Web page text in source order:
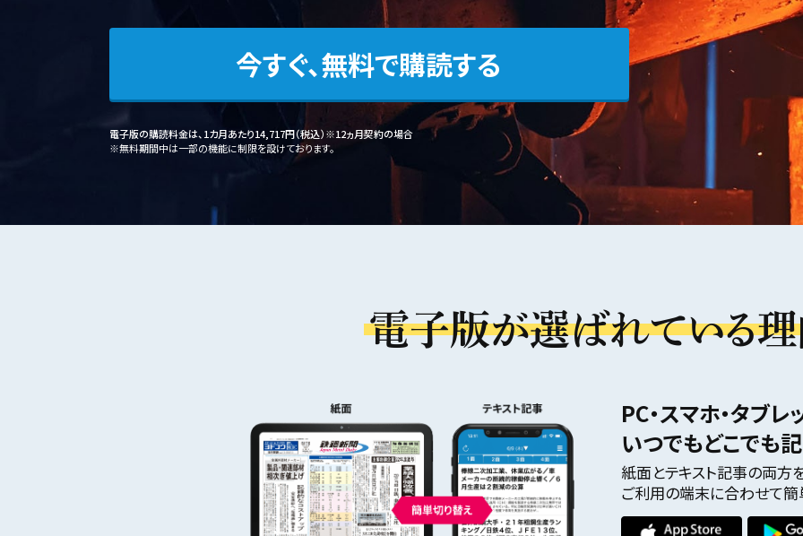
今すぐ、無料で購読する
電子版の購読料金は、1カ月あたり14,717円（税込）※12ヵ月契約の場合
※無料期間中は一部の機能に制限を設けております。
電子版が選ばれている
PC・スマホ・タブレ
いつでもどこでも
紙面とテキスト記事の両方
ご利用の端末に合わせて簡